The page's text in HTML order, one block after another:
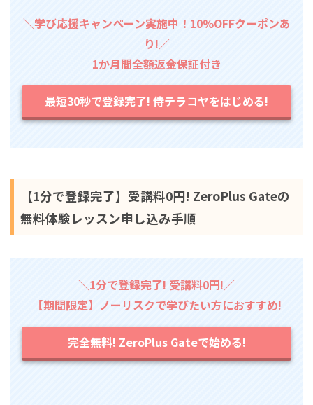
＼学び応援キャンペーン実施中！10%OFFクーポンあ
り!／
1か月間全額返金保証付き
最短30秒で登録完了! 侍テラコヤをはじめる!
【1分で登録完了】受講料0円! ZeroPlus Gateの
無料体験レッスン申し込み手順
＼1分で登録完了! 受講料0円!／
【期間限定】ノーリスクで学びたい方におすすめ!
完全無料! ZeroPlus Gateで始める!